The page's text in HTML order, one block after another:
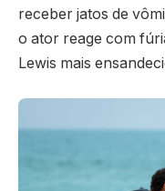
receber jatos de
o ator reage com
Lewis mais